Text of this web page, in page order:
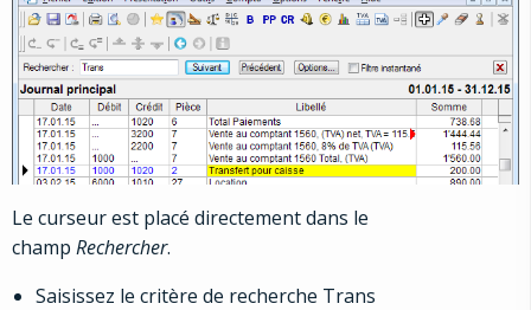
Le curseur est placé directement dans le
champ Rechercher.
Saisissez le critère de recherche Trans